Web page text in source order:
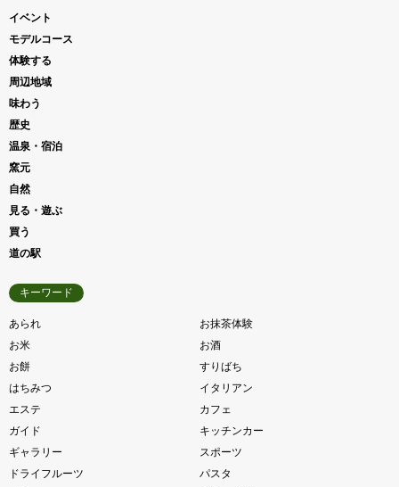
イベント
モデルコース
体験する
周辺地域
味わう
歴史
温泉・宿泊
窯元
自然
見る・遊ぶ
買う
道の駅
キーワード
あられ
お抹茶体験
お米
お酒
お餅
すりばち
はちみつ
イタリアン
エステ
カフェ
ガイド
キッチンカー
ギャラリー
スポーツ
ドライフルーツ
パスタ